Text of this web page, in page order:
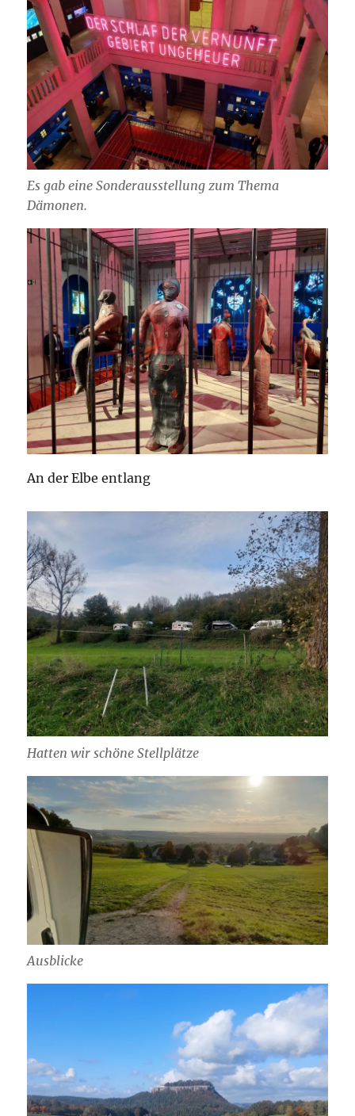
Es gab eine Sonderausstellung zum Thema
Dämonen.
An der Elbe entlang
Hatten wir schöne Stellplätze
Ausblicke